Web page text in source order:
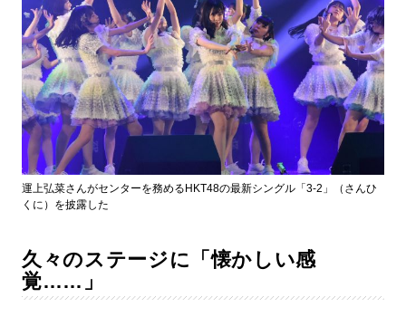
運上弘菜さんがセンターを務めるHKT48の最新シングル「3-2」（さんひ
くに）を披露した
久々のステージに「懐かしい感
覚……」